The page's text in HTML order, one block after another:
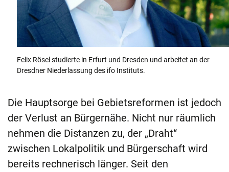
Felix Rösel studierte in Erfurt und Dresden und arbeitet an der
Dresdner Niederlassung des ifo Instituts.
Die Hauptsorge bei Gebietsreformen ist jedoch
der Verlust an Bürgernähe. Nicht nur räumlich
nehmen die Distanzen zu, der „Draht“
zwischen Lokalpolitik und Bürgerschaft wird
bereits rechnerisch länger. Seit den